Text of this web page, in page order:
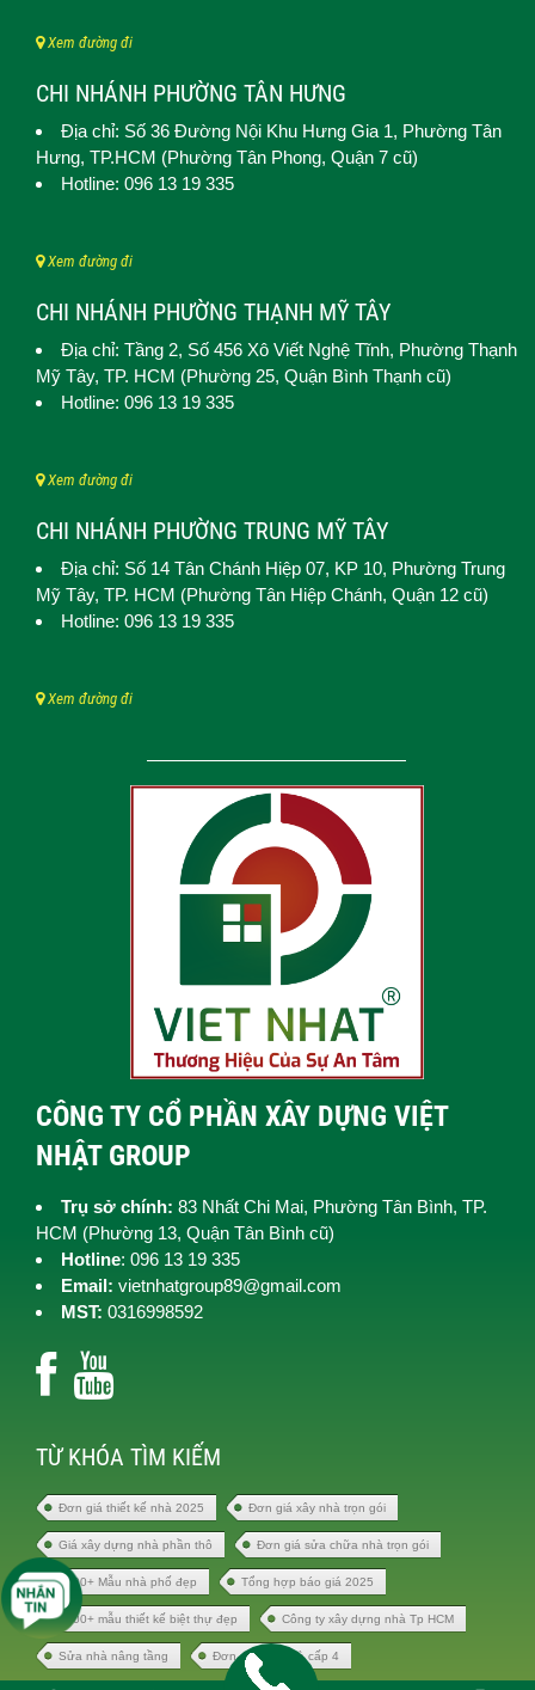
Xem đường đi
CHI NHÁNH PHƯỜNG TÂN HƯNG
Địa chỉ: Số 36 Đường Nội Khu Hưng Gia 1, Phường Tân
Hưng, TP.HCM (Phường Tân Phong, Quận 7 cũ)
Hotline: 096 13 19 335
Xem đường đi
CHI NHÁNH PHƯỜNG THẠNH MỸ TÂY
Địa chỉ: Tầng 2, Số 456 Xô Viết Nghệ Tĩnh, Phường Thạnh
Mỹ Tây, TP. HCM (Phường 25, Quận Bình Thạnh cũ)
Hotline: 096 13 19 335
Xem đường đi
CHI NHÁNH PHƯỜNG TRUNG MỸ TÂY
Địa chỉ: Số 14 Tân Chánh Hiệp 07, KP 10, Phường Trung
Mỹ Tây, TP. HCM (Phường Tân Hiệp Chánh, Quận 12 cũ)
Hotline: 096 13 19 335
Xem đường đi
CÔNG TY CỔ PHẦN XÂY DỰNG VIỆT
NHẬT GROUP
Trụ sở chính: 83 Nhất Chi Mai, Phường Tân Bình, TP.
HCM (Phường 13, Quận Tân Bình cũ)
Hotline: 096 13 19 335
Email: vietnhatgroup89@gmail.com
MST: 0316998592
TỪ KHÓA TÌM KIẾM
Đơn giá thiết kế nhà 2025 Đơn giá xây nhà trọn gói
Giá xây dựng nhà phần thô Đơn giá sửa chữa nhà trọn gói
1000+ Mẫu nhà phố đẹp Tổng hợp báo giá 2025
1000+ mẫu thiết kế biệt thự đẹp Công ty xây dựng nhà Tp HCM
Sửa nhà nâng tầng Đơn giá xây nhà cấp 4